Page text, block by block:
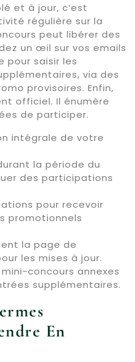
et à jour, c’est
régulière sur la
peut libérer des
un œil sur vos emails
pour saisir les
via des
provisoires. Enfin,
officiel. Il énumère
de participer.
intégrale de votre
la période du
des participations
pour recevoir
promotionnels
la page de
les mises à jour.
concours annexes
supplémentaires.
En